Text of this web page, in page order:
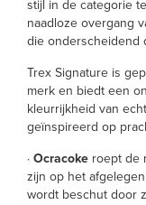
stijl in de categorie
naadloze overgang
die onderscheidend
Trex Signature is
merk en biedt een
kleurrijkheid van
geïnspireerd op
· Ocracoke roept de
zijn op het
wordt beschut door